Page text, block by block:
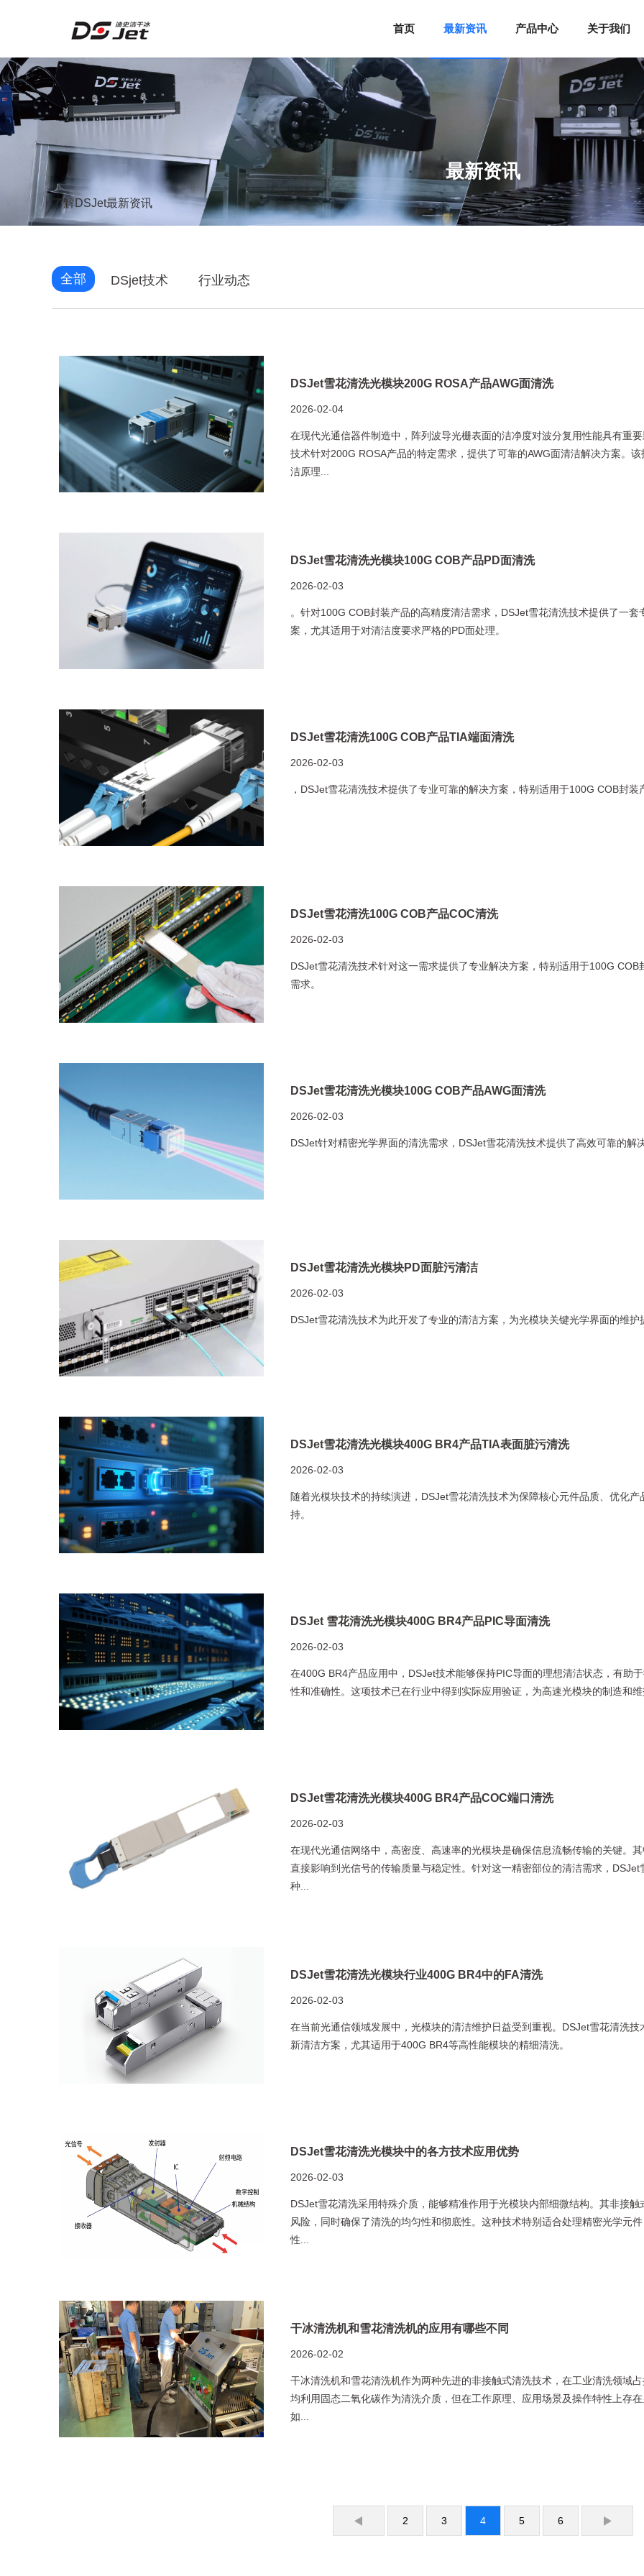
首页 最新资讯 产品中心 关于我们
最新资讯
了解DSJet最新资讯
全部 DSjet技术 行业动态
DSJet雪花清洗光模块200G ROSA产品AWG面清洗
2026-02-04
在现代光通信器件制造中，阵列波导光栅表面的洁净度对波分复用性能具有重
技术针对200G ROSA产品的特定需求，提供了可靠的AWG面清洁解决方案。
洁原理...
DSJet雪花清洗光模块100G COB产品PD面清洗
2026-02-03
。针对100G COB封装产品的高精度清洁需求，DSJet雪花清洗技术提供了一套
案，尤其适用于对清洁度要求严格的PD面处理。
DSJet雪花清洗100G COB产品TIA端面清洗
2026-02-03
，DSJet雪花清洗技术提供了专业可靠的解决方案，特别适用于100G COB封装
DSJet雪花清洗100G COB产品COC清洗
2026-02-03
DSJet雪花清洗技术针对这一需求提供了专业解决方案，特别适用于100G COB
需求。
DSJet雪花清洗光模块100G COB产品AWG面清洗
2026-02-03
DSJet针对精密光学界面的清洗需求，DSJet雪花清洗技术提供了高效可靠的解
DSJet雪花清洗光模块PD面脏污清洁
2026-02-03
DSJet雪花清洗技术为此开发了专业的清洁方案，为光模块关键光学界面的维护
DSJet雪花清洗光模块400G BR4产品TIA表面脏污清洗
2026-02-03
随着光模块技术的持续演进，DSJet雪花清洗技术为保障核心元件品质、优化产
持。
DSJet 雪花清洗光模块400G BR4产品PIC导面清洗
2026-02-03
在400G BR4产品应用中，DSJet技术能够保持PIC导面的理想清洁状态，有助
性和准确性。这项技术已在行业中得到实际应用验证，为高速光模块的制造和
DSJet雪花清洗光模块400G BR4产品COC端口清洗
2026-02-03
在现代光通信网络中，高密度、高速率的光模块是确保信息流畅传输的关键。
直接影响到光信号的传输质量与稳定性。针对这一精密部位的清洁需求，DSJet
种...
DSJet雪花清洗光模块行业400G BR4中的FA清洗
2026-02-03
在当前光通信领域发展中，光模块的清洁维护日益受到重视。DSJet雪花清洗技
新清洁方案，尤其适用于400G BR4等高性能模块的精细清洗。
DSJet雪花清洗光模块中的各方技术应用优势
2026-02-03
DSJet雪花清洗采用特殊介质，能够精准作用于光模块内部细微结构。其非接触
风险，同时确保了清洗的均匀性和彻底性。这种技术特别适合处理精密光学元
性...
干冰清洗机和雪花清洗机的应用有哪些不同
2026-02-02
干冰清洗机和雪花清洗机作为两种先进的非接触式清洗技术，在工业清洗领域
均利用固态二氧化碳作为清洗介质，但在工作原理、应用场景及操作特性上存
如...
2 3 4 5 6